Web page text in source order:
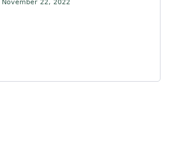
November 22, 2022